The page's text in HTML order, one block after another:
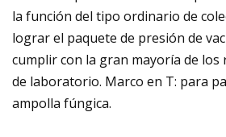
la función del tipo ordinario de
lograr el paquete de presión de
cumplir con la gran mayoría de los
de laboratorio. Marco en T: para
ampolla fúngica.